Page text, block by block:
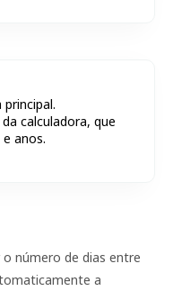
da calculadora, que
anos.
número de dias entre
a